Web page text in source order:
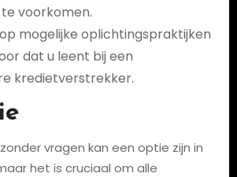
voorkomen.
mogelijke oplichtingspraktijken
dat u leent bij een
kredietverstrekker.
vragen kan een optie zijn in
het is cruciaal om alle